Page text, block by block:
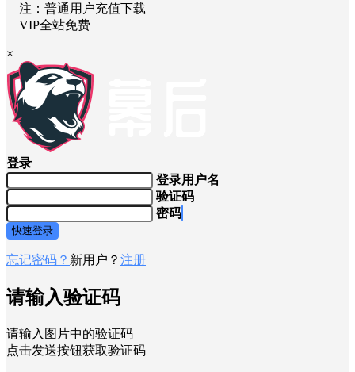
注：普通用户充值下载
VIP全站免费
×
登录
登录用户名
验证码
密码
快速登录
忘记密码？ 新用户？ 注册
请输入验证码
请输入图片中的验证码
点击发送按钮获取验证码